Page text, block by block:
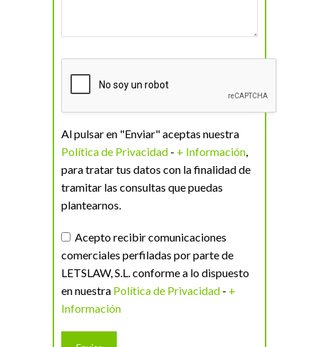
Al pulsar en "Enviar" aceptas nuestra
Política de Privacidad - + Información,
para tratar tus datos con la finalidad de
tramitar las consultas que puedas
plantearnos.
Acepto recibir comunicaciones
comerciales perfiladas por parte de
LETSLAW, S.L. conforme a lo dispuesto
en nuestra Política de Privacidad - +
Información